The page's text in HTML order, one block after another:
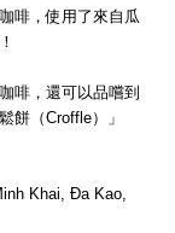
啡，使用了來自瓜
啡，還可以品嚐到
餅（Croffle）」
Khai, Đa Kao,